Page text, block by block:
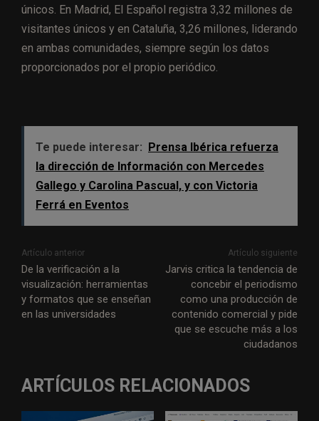
únicos. En Madrid, El Español registra 3,32 millones de
visitantes únicos y en Cataluña, 3,26 millones, liderando
en ambas comunidades, siempre según los datos
proporcionados por el propio periódico.
Te puede interesar: Prensa Ibérica refuerza
la dirección de Información con Mercedes
Gallego y Carolina Pascual, y con Victoria
Ferrá en Eventos
Artículo anterior
De la verificación a la
visualización: herramientas
y formatos que se enseñan
en las universidades
Artículo siguiente
Jarvis critica la tendencia de
concebir el periodismo
como una producción de
contenido comercial y pide
que se escuche más a los
ciudadanos
ARTÍCULOS RELACIONADOS